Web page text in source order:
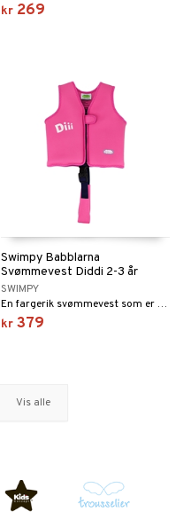
kr 269
Swimpy Babblarna
Svømmevest Diddi 2-3 år
SWIMPY
En fargerik svømmevest som er godt synlig i vannet.
kr 379
Vis alle